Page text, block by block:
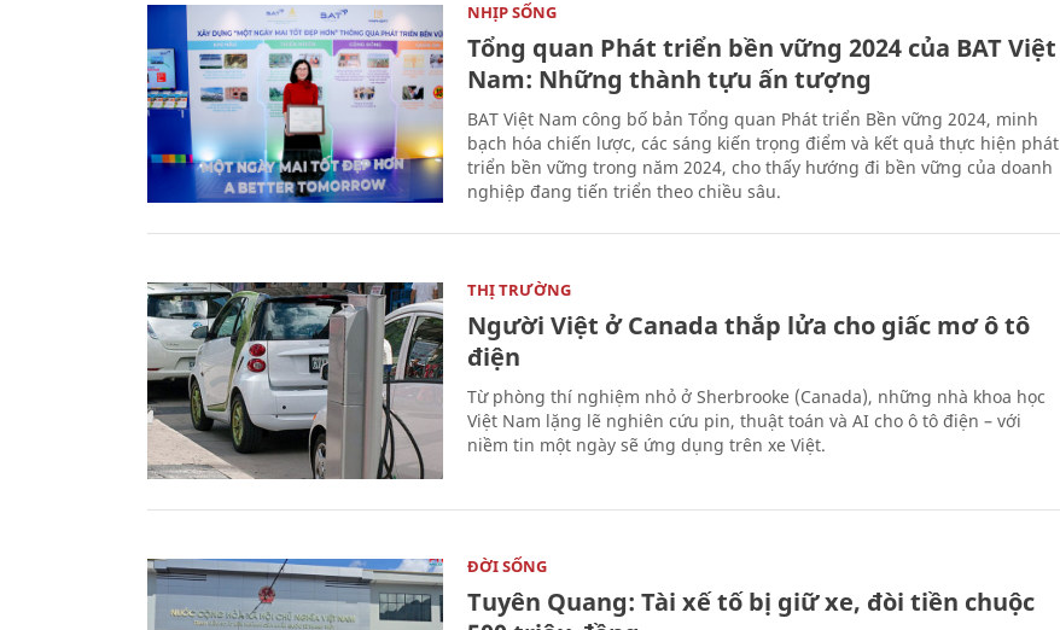
NHỊP SỐNG
Tổng quan Phát triển bền vững 2024 của BAT Việt
Nam: Những thành tựu ấn tượng
BAT Việt Nam công bố bản Tổng quan Phát triển Bền vững 2024, minh
bạch hóa chiến lược, các sáng kiến trọng điểm và kết quả thực hiện phát
triển bền vững trong năm 2024, cho thấy hướng đi bền vững của doanh
nghiệp đang tiến triển theo chiều sâu.
THỊ TRƯỜNG
Người Việt ở Canada thắp lửa cho giấc mơ ô tô
điện
Từ phòng thí nghiệm nhỏ ở Sherbrooke (Canada), những nhà khoa học
Việt Nam lặng lẽ nghiên cứu pin, thuật toán và AI cho ô tô điện – với
niềm tin một ngày sẽ ứng dụng trên xe Việt.
ĐỜI SỐNG
Tuyên Quang: Tài xế tố bị giữ xe, đòi tiền chuộc